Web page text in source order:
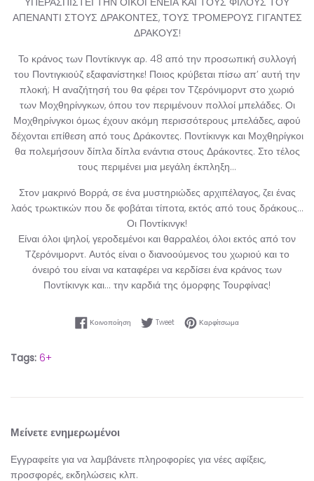
ΑΠΕΝΑΝΤΙ ΣΤΟΥΣ ΔΡΑΚΟΝΤΕΣ, ΤΟΥΣ ΤΡΟΜΕΡΟΥΣ ΓΙΓΑΝΤΕΣ
ΔΡΑΚΟΥΣ!
Το κράνος των Ποντίκινγκ αρ. 48 από την προσωπική συλλογή
του Ποντιγκιούζ εξαφανίστηκε! Ποιος κρύβεται πίσω απ’ αυτή την
πλοκή; Η αναζήτησή του θα φέρει τον Τζερόνιμορντ στο χωριό
των Μοχθηρίνγκων, όπου τον περιμένουν πολλοί μπελάδες. Οι
Μοχθηρίνγκοι όμως έχουν ακόμη περισσότερους μπελάδες, αφού
δέχονται επίθεση από τους Δράκοντες. Ποντίκινγκ και Μοχθηρίγκοι
θα πολεμήσουν δίπλα δίπλα ενάντια στους Δράκοντες. Στο τέλος
τους περιμένει μια μεγάλη έκπληξη…
Στον μακρινό Βορρά, σε ένα μυστηριώδες αρχιπέλαγος, ζει ένας
λαός τρωκτικών που δε φοβάται τίποτα, εκτός από τους δράκους…
Οι Ποντίκινγκ!
Είναι όλοι ψηλοί, γεροδεμένοι και θαρραλέοι, όλοι εκτός από τον
Τζερόνιμορντ. Αυτός είναι ο διανοούμενος του χωριού και το
όνειρό του είναι να καταφέρει να κερδίσει ένα κράνος των
Ποντίκινγκ και… την καρδιά της όμορφης Τουρφίνας!
Κοινοποίηση Κοινοποίηση στο Facebook
TweetTweet στο Twitter
ΚαρφίτσωμαΚαρφίτσωμα στο
Tags: 6+
Μείνετε ενημερωμένοι
Εγγραφείτε για να λαμβάνετε πληροφορίες για νέες αφίξεις,
προσφορές, εκδηλώσεις κλπ.